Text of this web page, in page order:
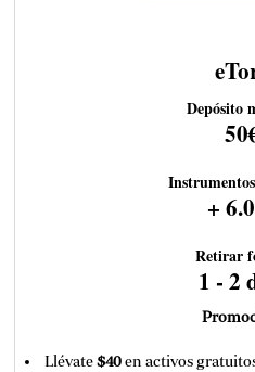
Depósito
+
Retirar
1 - 2
Llévate$40en activos